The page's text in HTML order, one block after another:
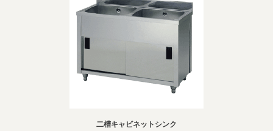
二槽キャビネットシンク